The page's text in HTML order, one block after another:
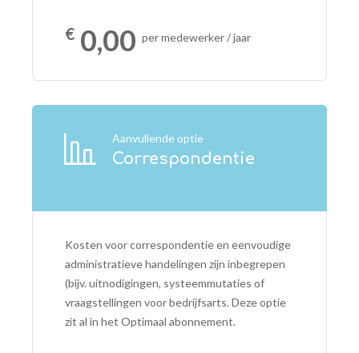
0,00 per medewerker / jaar
Aanvullende optie
Correspondentie
Kosten voor correspondentie en eenvoudige
administratieve handelingen zijn inbegrepen
(bijv. uitnodigingen, systeemmutaties of
vraagstellingen voor bedrijfsarts. Deze optie
zit al in het Optimaal abonnement.